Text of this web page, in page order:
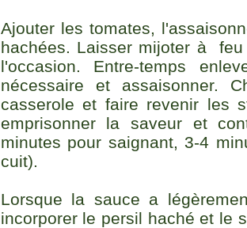
Ajouter les tomates,
hachées. Laisser mijoter à
l'occasion. Entre-temps
nécessaire et assaisonner.
casserole et faire revenir les
emprisonner la saveur et
minutes pour saignant, 3-4
cuit).
Lorsque la sauce a
incorporer le persil haché et le